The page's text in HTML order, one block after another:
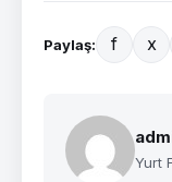
Paylaş: f x
Yurt